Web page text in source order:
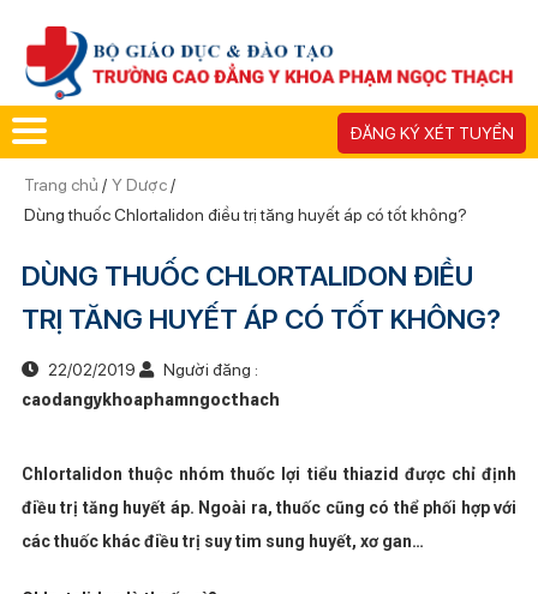
ĐĂNG KÝ XÉT TUYỂN
Trang chủ / Y Dược/
Dùng thuốc Chlortalidon điều trị tăng huyết áp có tốt không?
DÙNG THUỐC CHLORTALIDON ĐIỀU
TRỊ TĂNG HUYẾT ÁP CÓ TỐT KHÔNG?
22/02/2019
Người đăng :
caodangykhoaphamngocthach
Chlortalidon thuộc nhóm thuốc lợi tiểu thiazid được chỉ định
điều trị tăng huyết áp. Ngoài ra, thuốc cũng có thể phối hợp với
các thuốc khác điều trị suy tim sung huyết, xơ gan…